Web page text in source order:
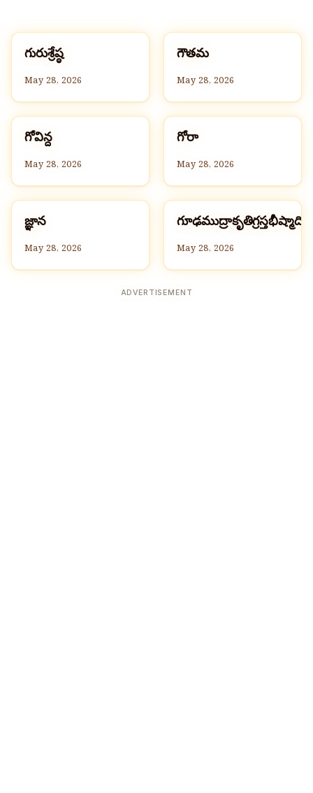
Gగ
గురుశ్రేష్ఠ
May 28, 2026
Gగ
గౌతమ
May 28, 2026
Gగ
గోవిన్ద
May 28, 2026
Gగ
గోరా
May 28, 2026
Gజ
జ్ఞాన
May 28, 2026
Gగ
May 28, 2026
ADVERTISEMENT